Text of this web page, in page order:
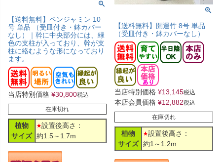
【送料無料】ベンジャミン 10
号 単品 （受皿付き・鉢カバー
なし）｜幹に中央部分には、緑
色の支柱が入っており、幹が支
柱に絡むような形になっており
ます。
当店特別価格 ¥30,800税込
在庫切れ
植物
サイズ
設置後高さ：
約1.5～1.7m
【送料無料】開運竹 8号 単品
（受皿付き・鉢カバーなし）
当店特別価格 ¥13,145税込
本店会員価格 ¥12,882税込
在庫切れ
植物
サイズ
設置後高さ：
約1～1.2m